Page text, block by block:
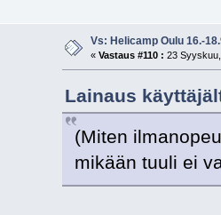
Vs: Helicamp Oulu 16.-
« Vastaus #110 : 23
Lainaus
(Miten
mikään tuuli ei